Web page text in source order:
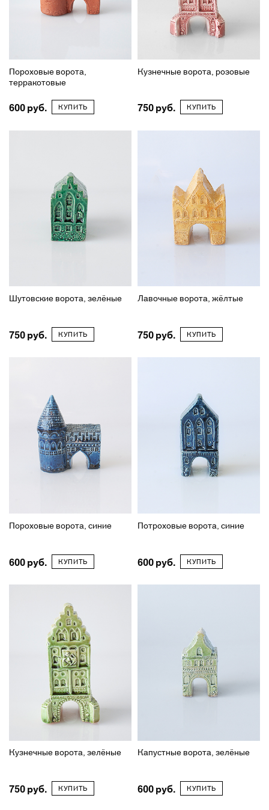
Пороховые ворота,
терракотовые
600 КУПИТЬ
Кузнечные ворота, розовые
750 КУПИТЬ
Шутовские ворота, зелёные
750 КУПИТЬ
Лавочные ворота, жёлтые
750 КУПИТЬ
Пороховые ворота, синие
600 КУПИТЬ
Потроховые ворота, синие
600 КУПИТЬ
Кузнечные ворота, зелёные
750 КУПИТЬ
Капустные ворота, зелёные
600 КУПИТЬ